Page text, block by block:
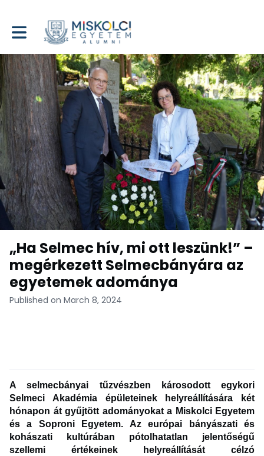
Toggle main navigation
„Ha Selmec hív, mi ott leszünk!” –
megérkezett Selmecbányára az
egyetemek adománya
Published on March 8, 2024
A selmecbányai tűzvészben károsodott egykori
Selmeci Akadémia épületeinek helyreállítására két
hónapon át gyűjtött adományokat a Miskolci Egyetem
és a Soproni Egyetem. Az európai bányászati és
kohászati kultúrában pótolhatatlan jelentőségű
szellemi értékeinek helyreállítását célzó